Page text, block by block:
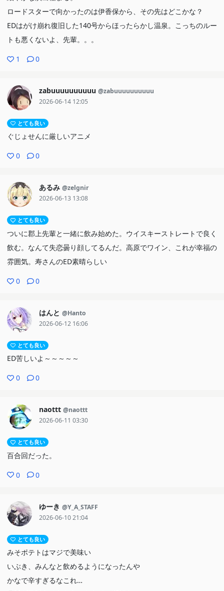
ロードスターで向かったのは伊香保から、その先はどこかな？
EDはがけ崩れ復旧した140号からほったらかし温泉。こっちのルー
トも悪くないよ、先輩。。。
1 0
zabuuuuuuuuuu @zabuuuuuuuuuu
2026-06-14 12:05
とても良い
ぐじょせんに厳しいアニメ
0 0
あるみ @zelgnir
2026-06-13 13:08
とても良い
ついに郡上先輩と一緒に飲み始めた。ウイスキーストレートで良く
飲む。なんて失恋曇り顔してるんだ。高原でワイン、これが幸福の
雰囲気。寿さんのED素晴らしい
0 0
はんと @Hanto
2026-06-12 16:06
とても良い
ED苦しいよ～～～～～
0 0
naottt @naottt
2026-06-11 03:30
とても良い
百合回だった。
0 0
ゆーき @Y_A_STAFF
2026-06-10 21:04
とても良い
みそポテトはマジで美味い
いぶき、みんなと飲めるようになったんや
かなで辛すぎるなこれ…